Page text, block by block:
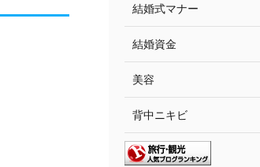
結婚式マナー
結婚資金
美容
背中ニキビ